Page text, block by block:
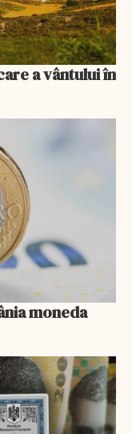
a vântului în
moneda